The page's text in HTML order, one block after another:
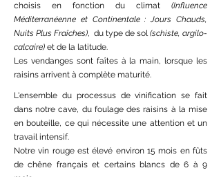
choisis en fonction du climat (Influence
Méditerranéenne et Continentale : Jours Chauds,
Nuits Plus Fraîches), du type de sol(schiste, argilo-
calcaire) et de la latitude.
Les vendanges sont faîtes à la main, lorsque les
raisins arrivent à complète maturité.
L'ensemble du processus devinificationse fait
dans notre cave, du foulage des raisins à la mise
en bouteille, ce qui nécessite une attention et un
travail intensif.
Notre vin rouge est élevé environ 15 mois en fûts
de chêne françaiset certains blancs de 6 à 9